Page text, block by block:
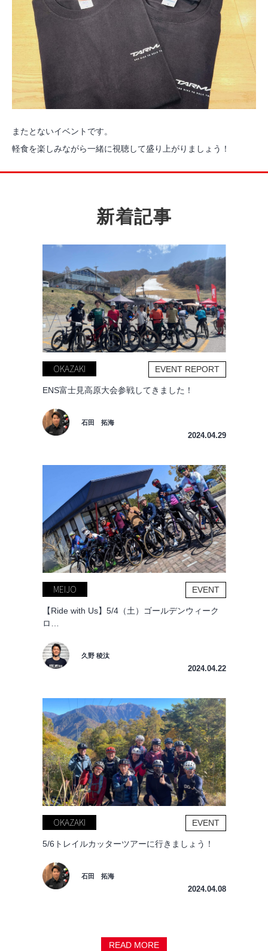
またとないイベントです。
軽食を楽しみながら一緒に視聴して盛り上がりましょう！
新着記事
OKAZAKI EVENT REPORT
ENS富士見高原大会参戦してきました！
石田 拓海
2024.04.29
MEIJO EVENT
【Ride with Us】5/4（土）ゴールデンウィーク
ロ…
久野 稜汰
2024.04.22
OKAZAKI EVENT
5/6トレイルカッターツアーに行きましょう！
石田 拓海
2024.04.08
READ MORE